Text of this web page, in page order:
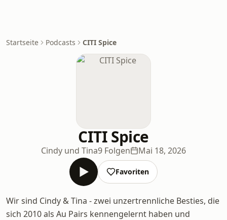
Startseite Podcasts CITI Spice
CITI Spice
Cindy und Tina9 Folgen Mai 18, 2026
Favoriten
Wir sind Cindy & Tina - zwei unzertrennliche Besties, die
sich 2010 als Au Pairs kennengelernt haben und